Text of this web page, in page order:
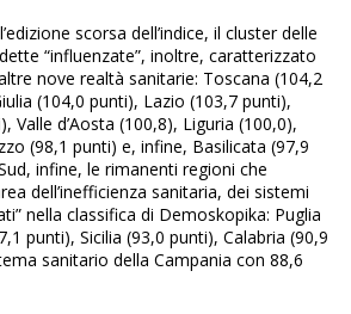
scorsa dell’indice, il cluster delle
“influenzate”, inoltre, caratterizzato
nove realtà sanitarie: Toscana (104,2
(104,0 punti), Lazio (103,7 punti),
Valle d’Aosta (100,8), Liguria (100,0),
(98,1 punti) e, infine, Basilicata (97,9
infine, le rimanenti regioni che
dell’inefficienza sanitaria, dei sistemi
nella classifica di Demoskopika: Puglia
punti), Sicilia (93,0 punti), Calabria (90,9
sanitario della Campania con 88,6